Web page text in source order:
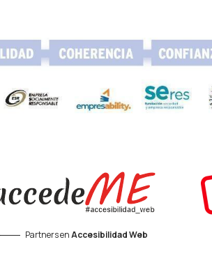
Partners enAccesibilidad Web